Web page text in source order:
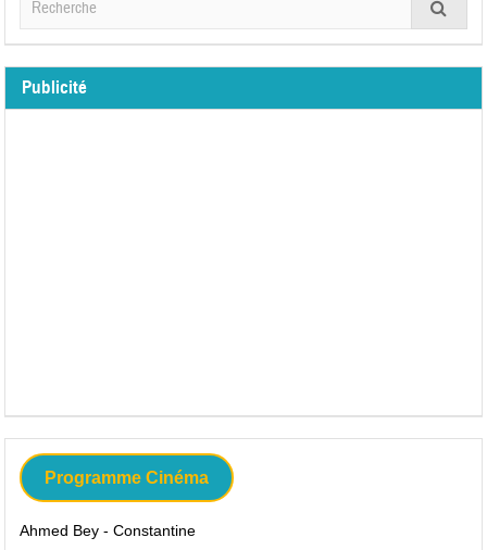
Publicité
Programme Cinéma
Ahmed Bey - Constantine